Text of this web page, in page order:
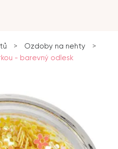
> Ozdoby na nehty
>
- barevný odlesk